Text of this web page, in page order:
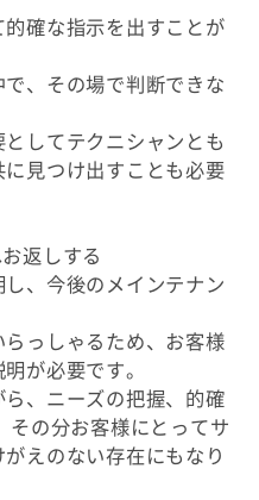
確な指示を出すことが
、その場で判断できな
してテクニシャンとも
見つけ出すことも必要
返しする
、今後のメインテナン
っしゃるため、お客様
が必要です。
、ニーズの把握、的確
その分お客様にとってサ
えのない存在にもなり